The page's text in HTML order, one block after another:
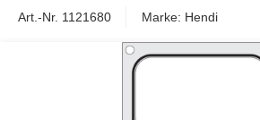
Art.-Nr. ​1121680 Marke: Hendi